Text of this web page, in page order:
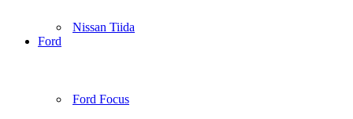
Nissan Tiida
Ford
Ford Focus